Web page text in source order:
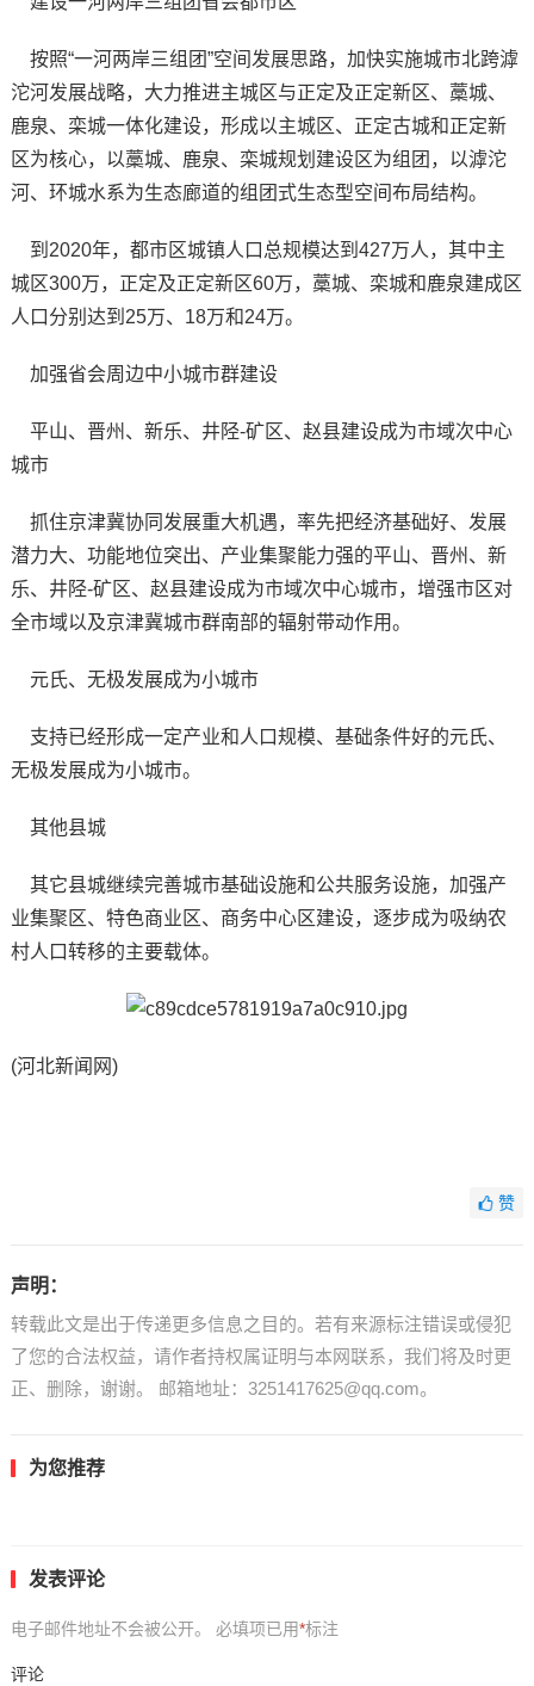
按照“一河两岸三组团”空间发展思路，加快实施城市北跨滹
沱河发展战略，大力推进主城区与正定及正定新区、藁城、
鹿泉、栾城一体化建设，形成以主城区、正定古城和正定新
区为核心，以藁城、鹿泉、栾城规划建设区为组团，以滹沱
河、环城水系为生态廊道的组团式生态型空间布局结构。
到2020年，都市区城镇人口总规模达到427万人，其中主
城区300万，正定及正定新区60万，藁城、栾城和鹿泉建成区
人口分别达到25万、18万和24万。
加强省会周边中小城市群建设
平山、晋州、新乐、井陉-矿区、赵县建设成为市域次中心
城市
抓住京津冀协同发展重大机遇，率先把经济基础好、发展
潜力大、功能地位突出、产业集聚能力强的平山、晋州、新
乐、井陉-矿区、赵县建设成为市域次中心城市，增强市区对
全市域以及京津冀城市群南部的辐射带动作用。
元氏、无极发展成为小城市
支持已经形成一定产业和人口规模、基础条件好的元氏、
无极发展成为小城市。
其他县城
其它县城继续完善城市基础设施和公共服务设施，加强产
业集聚区、特色商业区、商务中心区建设，逐步成为吸纳农
村人口转移的主要载体。
(河北新闻网)
赞
声明：
转载此文是出于传递更多信息之目的。若有来源标注错误或侵犯
了您的合法权益，请作者持权属证明与本网联系，我们将及时更
正、删除，谢谢。 邮箱地址：3251417625@qq.com。
为您推荐
发表评论
电子邮件地址不会被公开。 必填项已用*标注
评论